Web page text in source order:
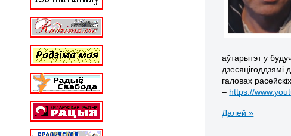
аўтарытэт у
галовах
– https://
Далей »